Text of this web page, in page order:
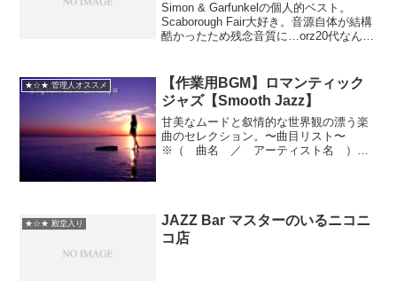
Simon & Garfunkelの個人的ベスト。
Scaborough Fair大好き。音源自体が結構
酷かったため残念音質に…orz20代なんで
ル...
★☆★ 管理人オススメ
【作業用BGM】ロマンティック
ジャズ【Smooth Jazz】
甘美なムードと叙情的な世界観の漂う楽
曲のセレクション。〜曲目リスト〜
※（ 曲名 ／ アーティスト名 ）
★☆★ 殿堂入り
JAZZ Bar マスターのいるニコニ
コ店